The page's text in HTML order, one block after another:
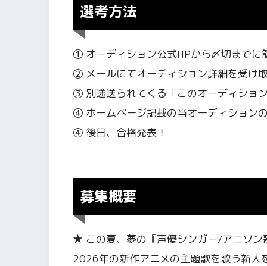
選考方法
① オーディション公式HPから〆切までに
② メールにてオーディション詳細を受け
③ 別途送られてくる「このオーディショ
④ ホームページ記載の当オーディション
④ 後日、合格発表！
募集概要
★ この夏、夢の『声優シンガー/アニソン
2026年の新作アニメの主題歌を歌う新人